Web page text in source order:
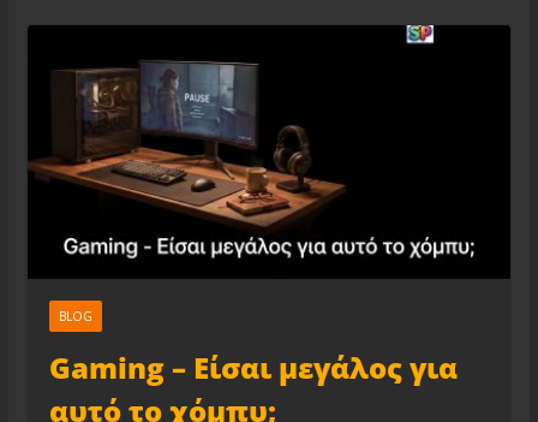
BLOG
Gaming – Είσαι μεγάλος για
αυτό το χόμπυ;